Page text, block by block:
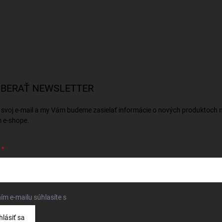
NEWSLETTER
e-mail a my Vám budeme zasielať informácie o nových produktoch
e-shope.
e-mailu súhlasíte s
sa